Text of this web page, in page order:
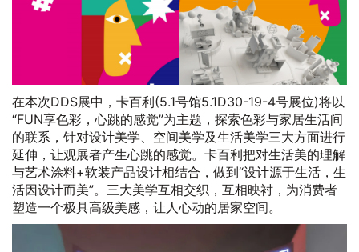
在本次DDS展中，卡百利(5.1号馆5.1D30-19-4号展位)将以
“FUN享色彩，心跳的感觉”为主题，探索色彩与家居生活间
的联系，针对设计美学、空间美学及生活美学三大方面进行
延伸，让观展者产生心跳的感觉。卡百利把对生活美的理解
与艺术涂料+软装产品设计相结合，做到“设计源于生活，生
活因设计而美”。三大美学互相交织，互相映衬，为消费者
塑造一个极具高级美感，让人心动的居家空间。